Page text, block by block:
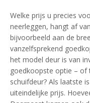
Welke prijs u precies
neerleggen, hangt af
bijvoorbeeld aan de
vanzelfsprekend
het model deur is van
goedkoopste optie –
schuifdeur? Als laatste
uiteindelijke prijs.